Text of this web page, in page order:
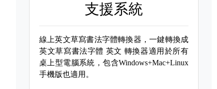
支援系統
線上英文草寫書法字體轉換器，一鍵轉換成
英文草寫書法字體 英文 轉換器適用於所有
桌上型電腦系統，包含Windows+Mac+Linux
手機版也適用。